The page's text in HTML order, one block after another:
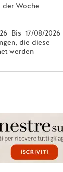
der Woche
Bis 17/08/2026
die diese
werden